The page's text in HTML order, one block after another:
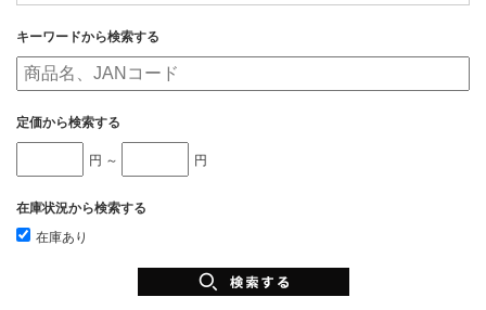
キーワードから検索する
定価から検索する
円 ～ 円
在庫状況から検索する
在庫あり